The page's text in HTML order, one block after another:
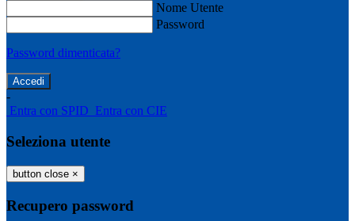
Nome Utente
Password
Password dimenticata?
-
Entra con SPID Entra con CIE
Seleziona utente
button close ×
Recupero password